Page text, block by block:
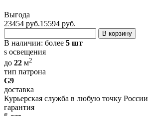
Выгода
23454 руб.15594 руб.
В корзину
В наличии: более 5 шт
s освещения
до 22 м2
тип патрона
G9
доставка
Курьерская служба в любую точку России
гарантия